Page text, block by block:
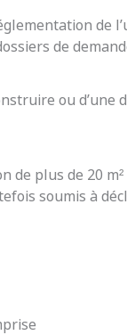
de
de
ou d’une
plus de 20
soumis à